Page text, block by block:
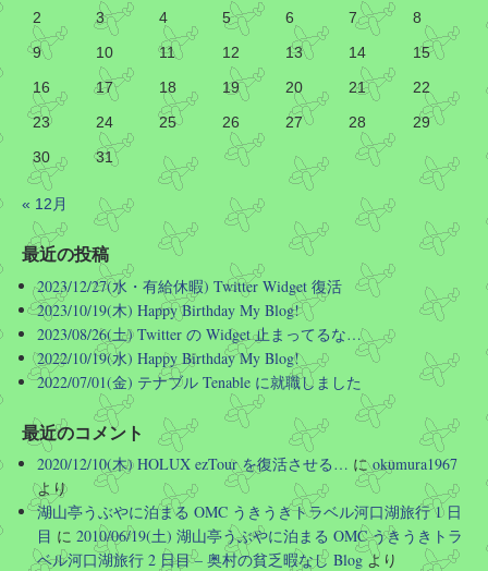
Twitter
Hirotoshi Okumura @okumura1967 2026/08/07 05:42
順調に予定の 1 時間 30 分遅れで出発し、中京競馬場へ
#パノラマカーを見るために向かっていますが、藤枝
PA の魅力屋で昼食。まぁ、間に合わないな…
Twitter
さらに読み込む
2
3 4 5 6 7
8
9
10 11 12 13 14
15
16
17 18 19 20 21
22
23
24 25 26 27 28
29
30
31
« 12月
最近の投稿
2023/12/27(水・有給休暇) Twitter Widget 復活
2023/10/19(木) Happy Birthday My Blog!
2023/08/26(土) Twitter の Widget 止まってるな…
2022/10/19(水) Happy Birthday My Blog!
2022/07/01(金) テナブル Tenable に就職しました
最近のコメント
2020/12/10(木) HOLUX ezTour を復活させる… にokumura1967
より
湖山亭うぶやに泊まる OMC うきうきトラベル河口湖旅行 1 日
目 に 2010/06/19(土) 湖山亭うぶやに泊まる OMC うきうきトラ
ベル河口湖旅行 2 日目 – 奥村の貧乏暇なし Blogより